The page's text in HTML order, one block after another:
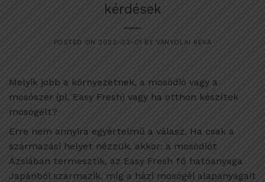
kérdések
POSTED ON 2022-02-01 BYVANYOLAI RÉKA
Melyik jobb a környezetnek, a mosódió vagy a
mosószer (pl. Easy Fresh) vagy ha otthon készítek
mosógélt?
Erre nem annyira egyértelmű a válasz. Ha csak a
származási helyet nézzük, akkor: a mosódiót
Ázsiában termesztik, az Easy Fresh fő hatóanyaga
Japánból származik, míg a házi mosógél alapanyagait